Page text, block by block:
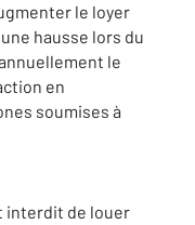
le loyer
hausse lors du
le
en
soumises à
interdit de louer